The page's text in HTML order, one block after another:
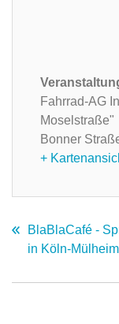
Fahrrad-AG
Moselstraße"
Bonner
+
BlaBlaCafé -
in Köln-Mülheim